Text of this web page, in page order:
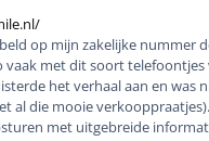
op mijn zakelijke nummer
vaak met dit soort
het verhaal aan en was
al die mooie
met uitgebreide